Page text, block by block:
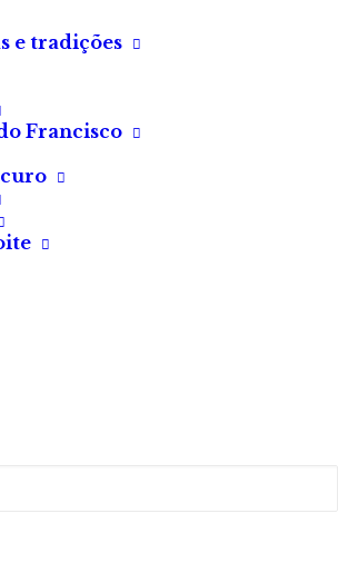
e tradições
Francisco
Melhores Microcontos Da Fábrica Do